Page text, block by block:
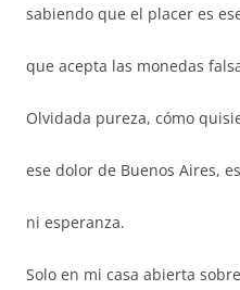
sabiendo que el placer es
que acepta las monedas
Olvidada pureza, cómo
ese dolor de Buenos Aires,
ni esperanza.
Solo en mi casa abierta